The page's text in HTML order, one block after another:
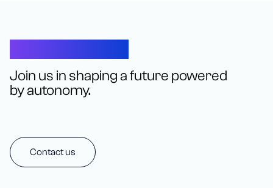
Join us in shaping a future powered
by autonomy.
Contact us